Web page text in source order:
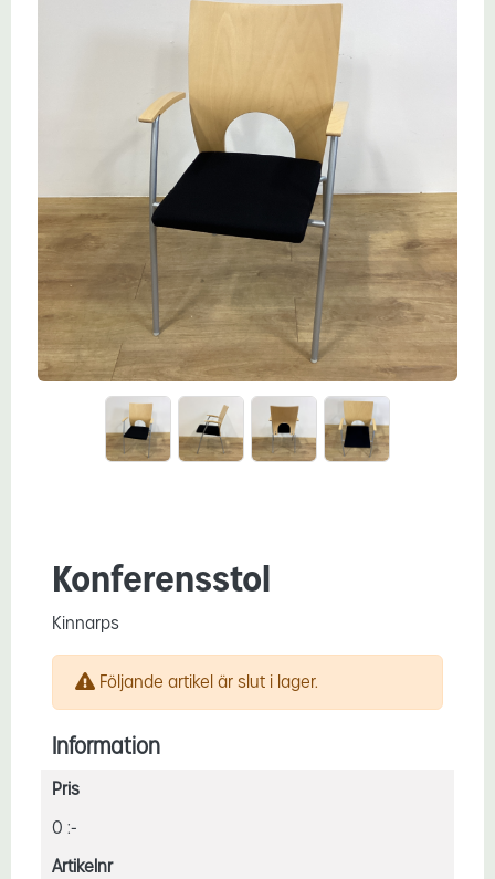
Konferensstol
Kinnarps
Följande artikel är slut i lager.
Information
Pris
0 :-
Artikelnr